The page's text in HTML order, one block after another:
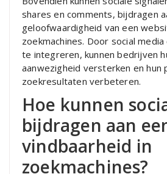
shares en comments, bijdragen
geloofwaardigheid van een
zoekmachines. Door social
te integreren, kunnen bedrijven
aanwezigheid versterken en hun
zoekresultaten verbeteren.
Hoe kunnen
bijdragen aan
vindbaarheid in
zoekmachines?